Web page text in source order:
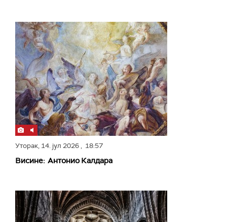
Уторак, 14. јул 2026, 18:57
Висине: Антонио Калдара